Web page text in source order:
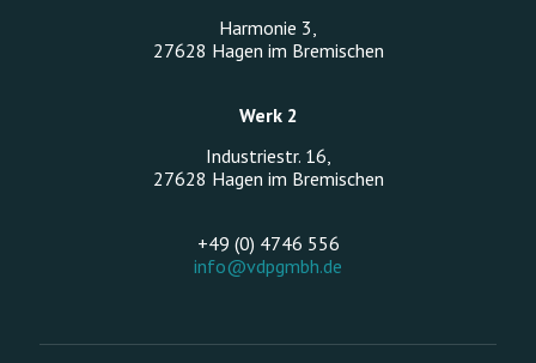
Harmonie 3,
27628 Hagen im Bremischen
Werk 2
Industriestr. 16,
27628 Hagen im Bremischen
+49 (0) 4746 556
info@vdpgmbh.de